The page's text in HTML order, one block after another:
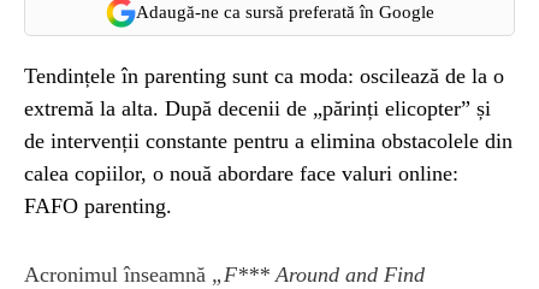
Adaugă-ne ca sursă preferată în Google
Tendințele în parenting sunt ca moda: oscilează de la o
extremă la alta. După decenii de „părinți elicopter” și
de intervenții constante pentru a elimina obstacolele din
calea copiilor, o nouă abordare face valuri online:
FAFO parenting.
Acronimul înseamnă „F*** Around and Find